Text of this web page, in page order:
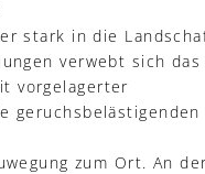
stark in die
verwebt sich das
vorgelagerter
geruchsbelästigenden
zum Ort. An